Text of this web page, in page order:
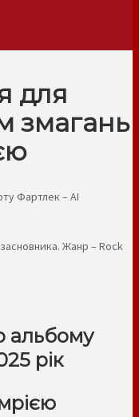
для
змагань
Фартлек – AI
засновника. Жанр – Rock
альбому
рік